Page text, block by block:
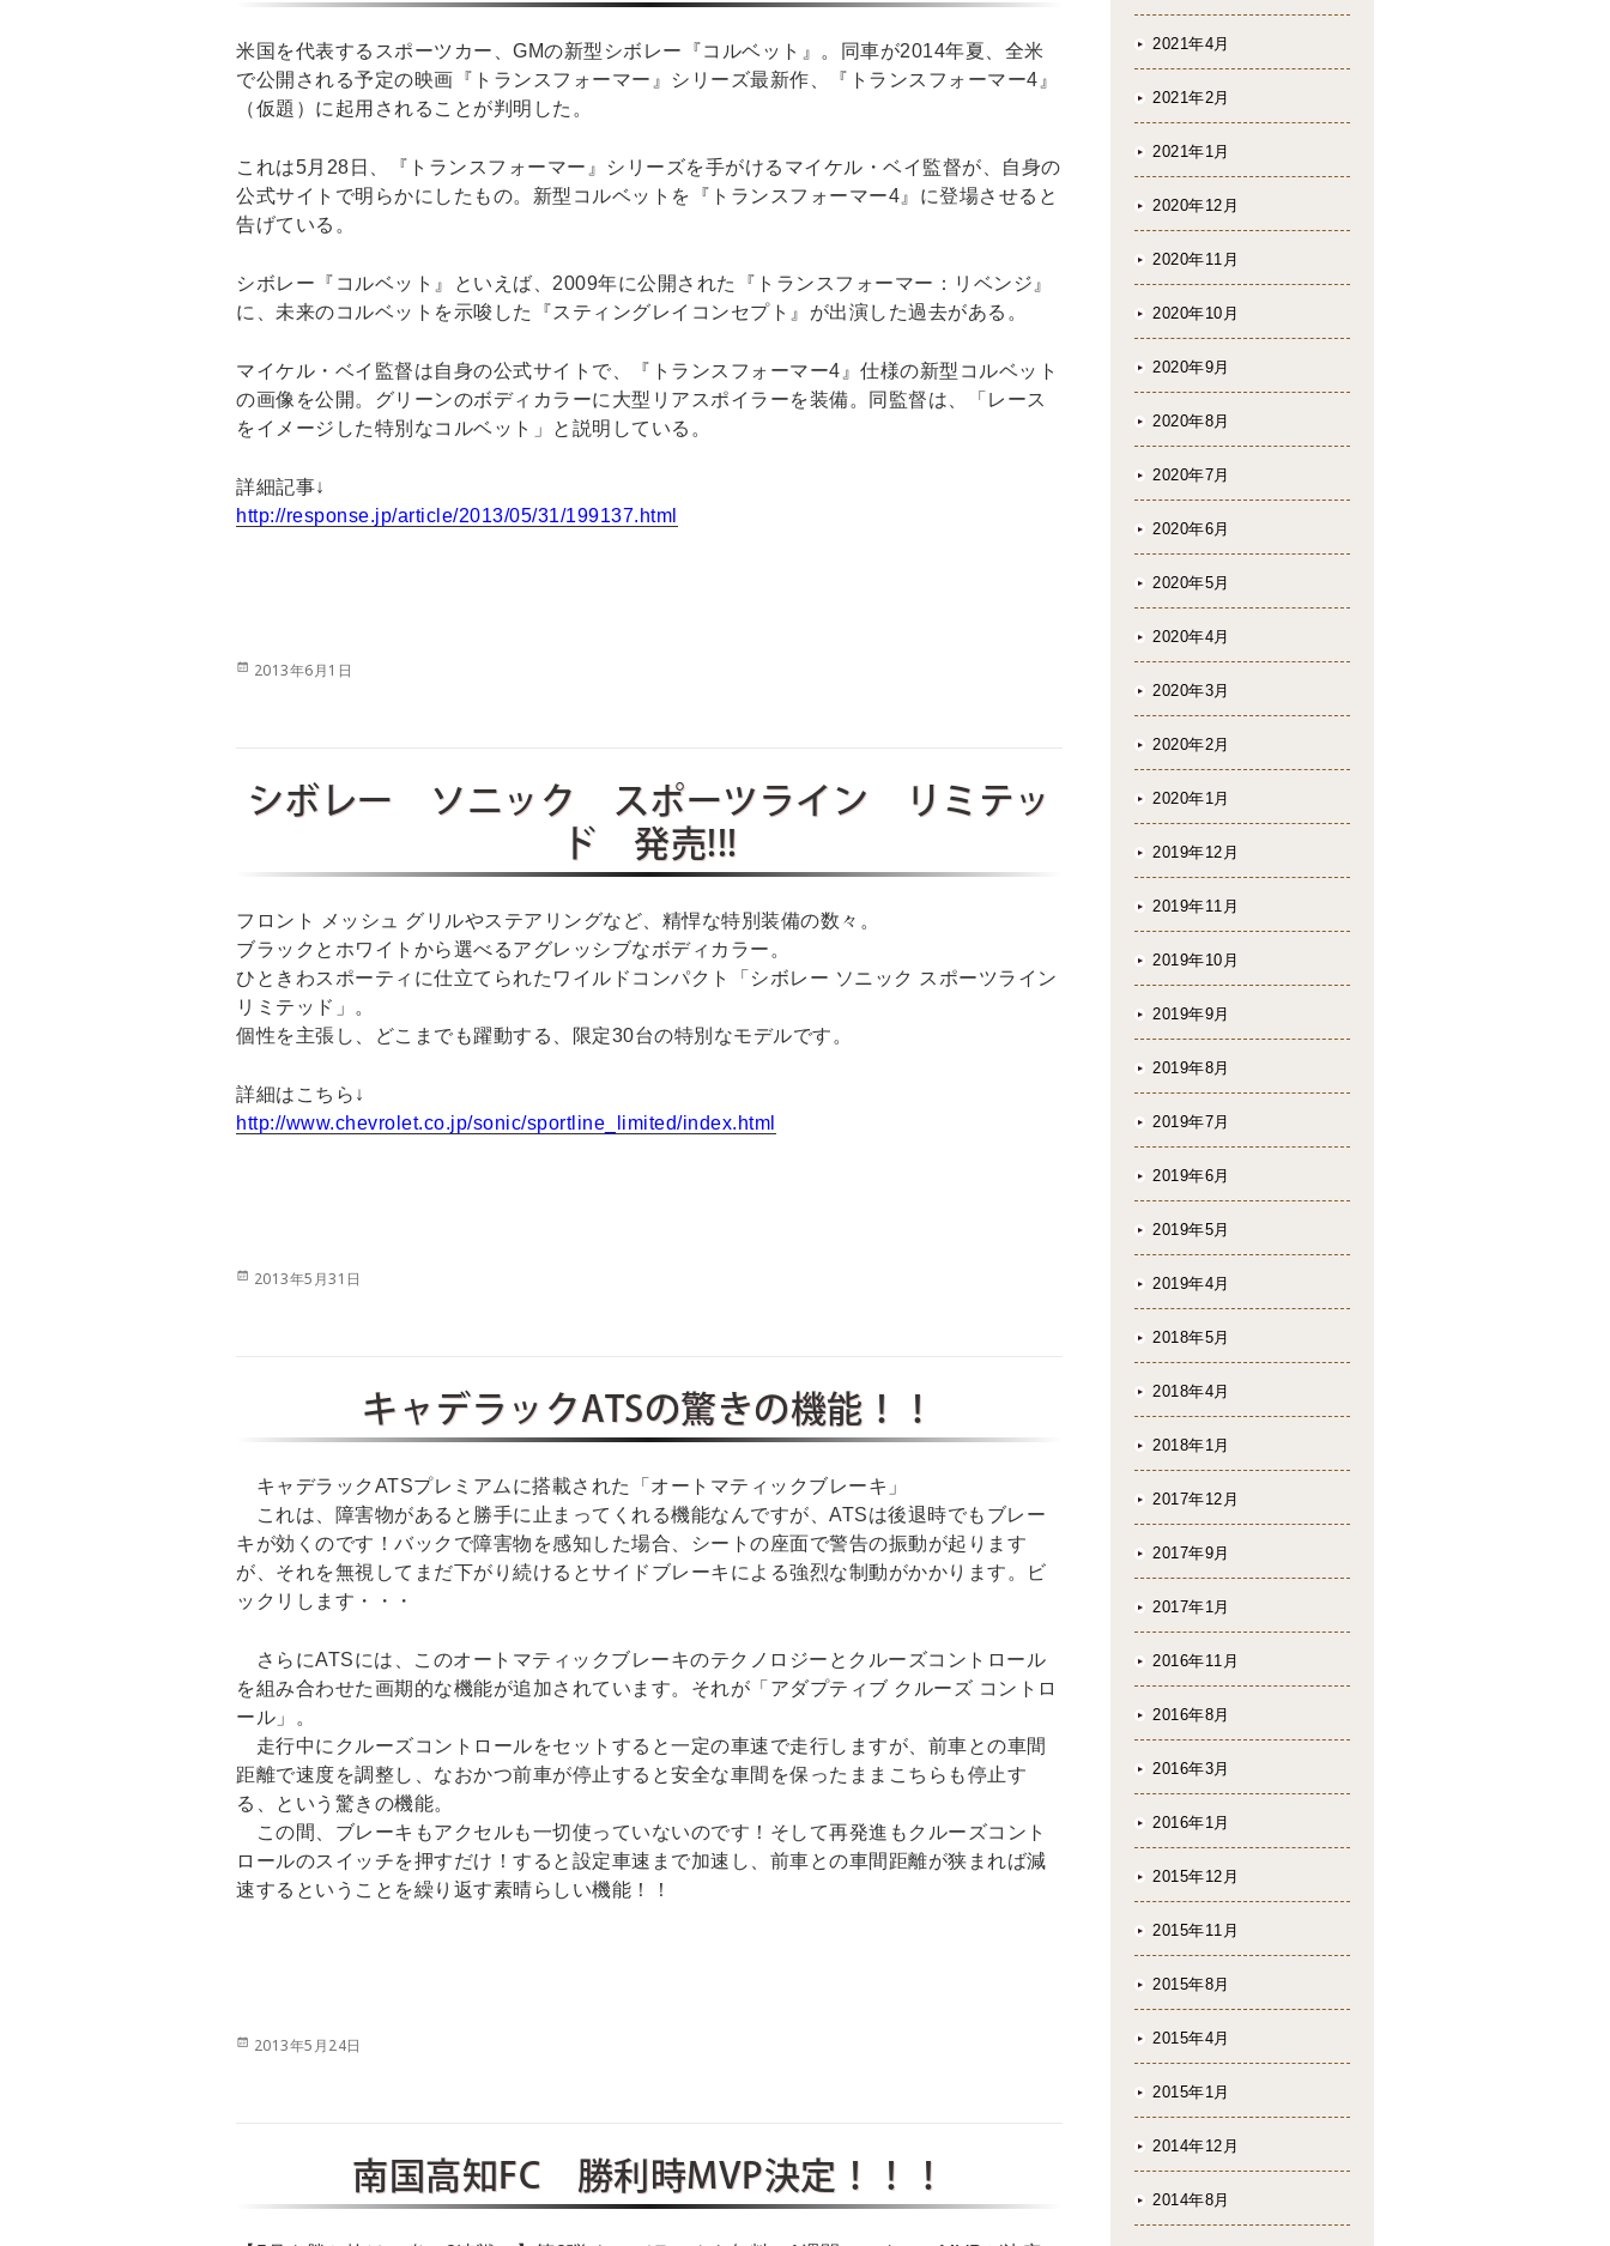
米国を代表するスポーツカー、GMの新型シボレー『コルベット』。同車が2014年夏、全米
で公開される予定の映画『トランスフォーマー』シリーズ最新作、『トランスフォーマー4』
（仮題）に起用されることが判明した。
これは5月28日、『トランスフォーマー』シリーズを手がけるマイケル・ベイ監督が、自身の
公式サイトで明らかにしたもの。新型コルベットを『トランスフォーマー4』に登場させると
告げている。
シボレー『コルベット』といえば、2009年に公開された『トランスフォーマー：リベンジ』
に、未来のコルベットを示唆した『スティングレイコンセプト』が出演した過去がある。
マイケル・ベイ監督は自身の公式サイトで、『トランスフォーマー4』仕様の新型コルベット
の画像を公開。グリーンのボディカラーに大型リアスポイラーを装備。同監督は、「レース
をイメージした特別なコルベット」と説明している。
詳細記事↓
http://response.jp/article/2013/05/31/199137.html
投
2013年6月1日
シボレー ソニック スポーツライン リミテッ
ド 発売!!!
フロント メッシュ グリルやステアリングなど、精悍な特別装備の数々。
ブラックとホワイトから選べるアグレッシブなボディカラー。
ひときわスポーティに仕立てられたワイルドコンパクト「シボレー ソニック スポーツライン
リミテッド」。
個性を主張し、どこまでも躍動する、限定30台の特別なモデルです。
詳細はこちら↓
http://www.chevrolet.co.jp/sonic/sportline_limited/index.html
投
2013年5月31日
キャデラックATSの驚きの機能！！
キャデラックATSプレミアムに搭載された「オートマティックブレーキ」
これは、障害物があると勝手に止まってくれる機能なんですが、ATSは後退時でもブレー
キが効くのです！バックで障害物を感知した場合、シートの座面で警告の振動が起ります
が、それを無視してまだ下がり続けるとサイドブレーキによる強烈な制動がかかります。ビ
ックリします・・・
さらにATSには、このオートマティックブレーキのテクノロジーとクルーズコントロール
を組み合わせた画期的な機能が追加されています。それが「アダプティブ クルーズ コントロ
ール」。
走行中にクルーズコントロールをセットすると一定の車速で走行しますが、前車との車間
距離で速度を調整し、なおかつ前車が停止すると安全な車間を保ったままこちらも停止す
る、という驚きの機能。
この間、ブレーキもアクセルも一切使っていないのです！そして再発進もクルーズコント
ロールのスイッチを押すだけ！すると設定車速まで加速し、前車との車間距離が狭まれば減
速するということを繰り返す素晴らしい機能！！
投
2013年5月24日
南国高知FC 勝利時MVP決定！！！
2021年4月
2021年2月
2021年1月
2020年12月
2020年11月
2020年10月
2020年9月
2020年8月
2020年7月
2020年6月
2020年5月
2020年4月
2020年3月
2020年2月
2020年1月
2019年12月
2019年11月
2019年10月
2019年9月
2019年8月
2019年7月
2019年6月
2019年5月
2019年4月
2018年5月
2018年4月
2018年1月
2017年12月
2017年9月
2017年1月
2016年11月
2016年8月
2016年3月
2016年1月
2015年12月
2015年11月
2015年8月
2015年4月
2015年1月
2014年12月
2014年8月